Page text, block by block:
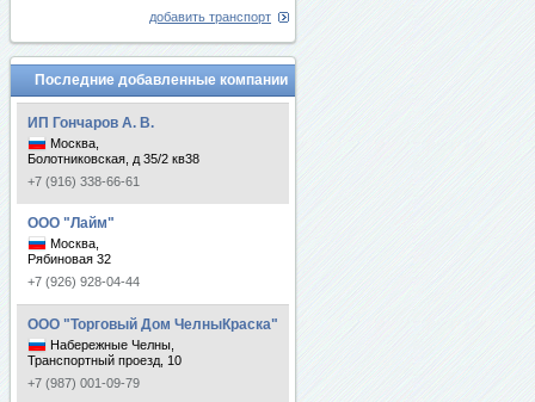
добавить транспорт
Последние добавленные компании
ИП Гончаров А. В.
Москва,
Болотниковская, д 35/2 кв38
+7 (916) 338-66-61
ООО "Лайм"
Москва,
Рябиновая 32
+7 (926) 928-04-44
ООО "Торговый Дом ЧелныКраска"
Набережные Челны,
Транспортный проезд, 10
+7 (987) 001-09-79